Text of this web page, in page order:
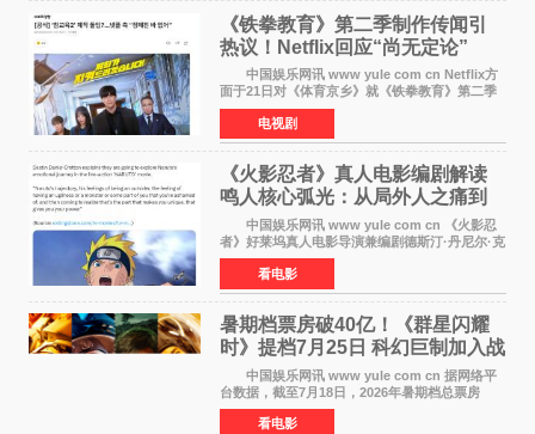
《铁拳教育》第二季制作传闻引
热议！Netflix回应“尚无定论”
中国娱乐网讯 www yule com cn Netflix方
面于21日对《体育京乡》就《铁拳教育》第二季
制作传闻划清界限，表示尚无定论。然而，业界
却有传闻称已就《铁拳教育》第二季的制作展开
了讨论——《
电视剧
《火影忍者》真人电影编剧解读
鸣人核心弧光：从局外人之痛到
自我觉醒
中国娱乐网讯 www yule com cn 《火影忍
者》好莱坞真人电影导演兼编剧德斯汀·丹尼尔·克
雷顿近日在采访中分享了对主角鸣人成长弧光的
理解，透露电影将深入探索鸣人作为局外人的情
感历程。
看电影
暑期档票房破40亿！《群星闪耀
时》提档7月25日 科幻巨制加入战
中国娱乐网讯 www yule com cn 据网络平
台数据，截至7月18日，2026年暑期档总票房
（含预售）已正式突破40亿元大关，年度总票房
也随之逼近197亿元。超百部中外佳片同台竞技，
看电影